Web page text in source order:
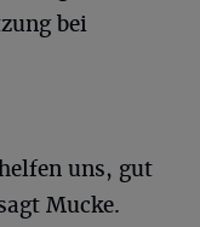
bei
uns, gut
Mucke.